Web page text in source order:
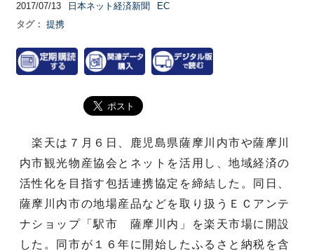
2017/07/13 日本ネット経済新聞
EC
タグ： 提携
楽天は７月６日、鹿児島県薩摩川内市や薩摩川
内市観光物産協会とネットを活用し、地域経済の
活性化を目指す包括連携協定を締結した。同日、
薩摩川内市の地場産品などを取り扱うＥＣアンテ
ナショップ「駅市 薩摩川内」を楽天市場に開設
した。同市が１６年に開始したふるさと納税を含